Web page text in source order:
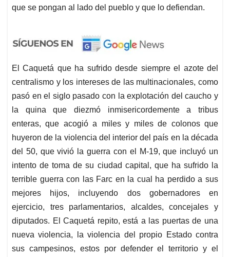
que se pongan al lado del pueblo y que lo defiendan.
El Caquetá que ha sufrido desde siempre el azote del
centralismo y los intereses de las multinacionales, como
pasó en el siglo pasado con la explotación del caucho y
la quina que diezmó inmisericordemente a tribus
enteras, que acogió a miles y miles de colonos que
huyeron de la violencia del interior del país en la década
del 50, que vivió la guerra con el M-19, que incluyó un
intento de toma de su ciudad capital, que ha sufrido la
terrible guerra con las Farc en la cual ha perdido a sus
mejores hijos, incluyendo dos gobernadores en
ejercicio, tres parlamentarios, alcaldes, concejales y
diputados. El Caquetá repito, está a las puertas de una
nueva violencia, la violencia del propio Estado contra
sus campesinos, estos por defender el territorio y el